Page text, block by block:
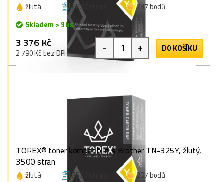
žlutá 6000 stran
237 bodů
Skladem > 9 ks
3 376 Kč
2 790 Kč bez DPH - + DO KOŠÍKU
TOREX® toner kompatibilní s Brother TN-325Y, žlutý,
3500 stran
žlutá 3500 stran
207 bodů